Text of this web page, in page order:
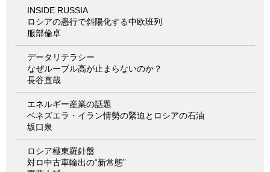
INSIDE RUSSIA
ロシアの愚行で斜陽化する中欧班列
服部倫卓
データリテラシー
なぜルーブル高が止まらないのか？
長谷直哉
エネルギー産業の話題
ベネズエラ・イラン情勢の緊迫とロシアの石油
坂口泉
ロシア極東羅針盤
対ロ中古車輸出の“新常態”